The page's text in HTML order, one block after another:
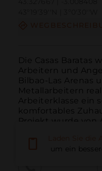
Die Casas Baratas
Arbeitern und
Bilbao-Las Arenas
Metallarbeitern
Arbeiterklasse ein
komfortables
Projekt wurde von
um ein